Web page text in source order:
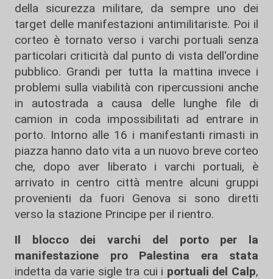
della sicurezza militare, da sempre uno dei
target delle manifestazioni antimilitariste. Poi il
corteo è tornato verso i varchi portuali senza
particolari criticità dal punto di vista dell'ordine
pubblico. Grandi per tutta la mattina invece i
problemi sulla viabilità con ripercussioni anche
in autostrada a causa delle lunghe file di
camion in coda impossibilitati ad entrare in
porto. Intorno alle 16 i manifestanti rimasti in
piazza hanno dato vita a un nuovo breve corteo
che, dopo aver liberato i varchi portuali, è
arrivato in centro città mentre alcuni gruppi
provenienti da fuori Genova si sono diretti
verso la stazione Principe per il rientro.
Il blocco dei varchi del portoper la
manifestazione pro Palestina era stata
indetta da varie sigle tra cui i portuali del Calp,